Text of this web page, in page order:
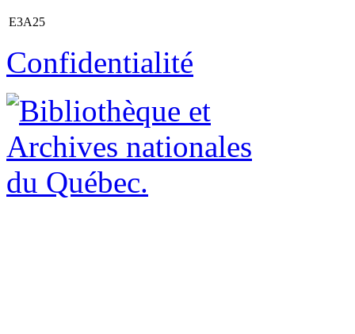
E3A25
Confidentialité